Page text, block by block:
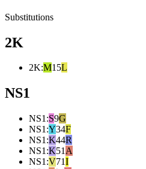
Substitutions
2K
2K:M15L
NS1
NS1 :S9G
NS1 :Y34F
NS1 :K44R
NS1 :K51 A
NS1 :V71I